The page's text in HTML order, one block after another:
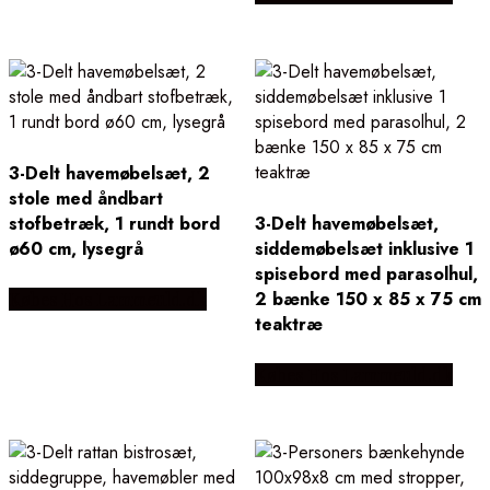
3-Delt havemøbelsæt, 2
stole med åndbart
stofbetræk, 1 rundt bord
ø60 cm, lysegrå
3-Delt havemøbelsæt,
siddemøbelsæt inklusive 1
spisebord med parasolhul,
2 bænke 150 x 85 x 75 cm
teaktræ